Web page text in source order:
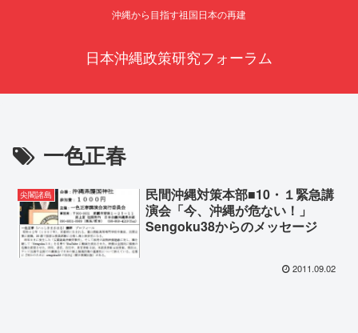
沖縄から目指す祖国日本の再建
日本沖縄政策研究フォーラム
一色正春
尖閣諸島
民間沖縄対策本部■10・１緊急講
演会「今、沖縄が危ない！」
Sengoku38からのメッセージ
2011.09.02